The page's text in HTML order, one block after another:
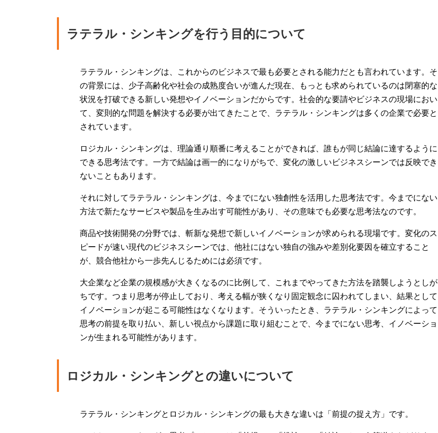
ラテラル・シンキングを行う目的について
ラテラル・シンキングは、これからのビジネスで最も必要とされる能力だとも言われています。そ
の背景には、少子高齢化や社会の成熟度合いが進んだ現在、もっとも求められているのは閉塞的な
状況を打破できる新しい発想やイノベーションだからです。社会的な要請やビジネスの現場におい
て、変則的な問題を解決する必要が出てきたことで、ラテラル・シンキングは多くの企業で必要と
されています。
ロジカル・シンキングは、理論通り順番に考えることができれば、誰もが同じ結論に達するように
できる思考法です。一方で結論は画一的になりがちで、変化の激しいビジネスシーンでは反映でき
ないこともあります。
それに対してラテラル・シンキングは、今までにない独創性を活用した思考法です。今までにない
方法で新たなサービスや製品を生み出す可能性があり、その意味でも必要な思考法なのです。
商品や技術開発の分野では、斬新な発想で新しいイノベーションが求められる現場です。変化のス
ピードが速い現代のビジネスシーンでは、他社にはない独自の強みや差別化要因を確立すること
が、競合他社から一歩先んじるためには必須です。
大企業など企業の規模感が大きくなるのに比例して、これまでやってきた方法を踏襲しようとしが
ちです。つまり思考が停止しており、考える幅が狭くなり固定観念に囚われてしまい、結果として
イノベーションが起こる可能性はなくなります。そういったとき、ラテラル・シンキングによって
思考の前提を取り払い、新しい視点から課題に取り組むことで、今までにない思考、イノベーショ
ンが生まれる可能性があります。
ロジカル・シンキングとの違いについて
ラテラル・シンキングとロジカル・シンキングの最も大きな違いは「前提の捉え方」です。